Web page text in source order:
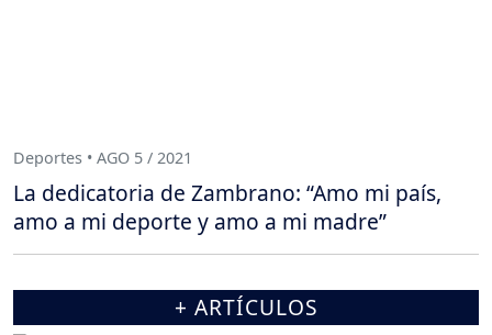
Deportes • AGO 5 / 2021
La dedicatoria de Zambrano: “Amo mi país,
amo a mi deporte y amo a mi madre”
+ ARTÍCULOS